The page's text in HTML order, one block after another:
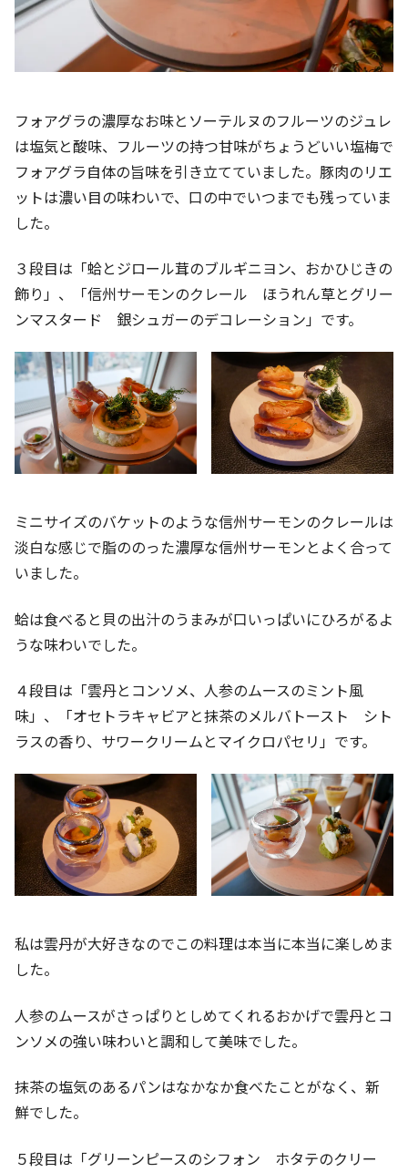
フォアグラの濃厚なお味とソーテルヌのフルーツのジュレ
は塩気と酸味、フルーツの持つ甘味がちょうどいい塩梅で
フォアグラ自体の旨味を引き立てていました。豚肉のリエ
ットは濃い目の味わいで、口の中でいつまでも残っていま
した。
３段目は「蛤とジロール茸のブルギニヨン、おかひじきの
飾り」、「信州サーモンのクレール ほうれん草とグリー
ンマスタード 銀シュガーのデコレーション」です。
ミニサイズのバケットのような信州サーモンのクレールは
淡白な感じで脂ののった濃厚な信州サーモンとよく合って
いました。
蛤は食べると貝の出汁のうまみが口いっぱいにひろがるよ
うな味わいでした。
４段目は「雲丹とコンソメ、人参のムースのミント風
味」、「オセトラキャビアと抹茶のメルバトースト シト
ラスの香り、サワークリームとマイクロパセリ」です。
私は雲丹が大好きなのでこの料理は本当に本当に楽しめま
した。
人参のムースがさっぱりとしめてくれるおかげで雲丹とコ
ンソメの強い味わいと調和して美味でした。
抹茶の塩気のあるパンはなかなか食べたことがなく、新
鮮でした。
５段目は「グリーンピースのシフォン ホタテのクリー